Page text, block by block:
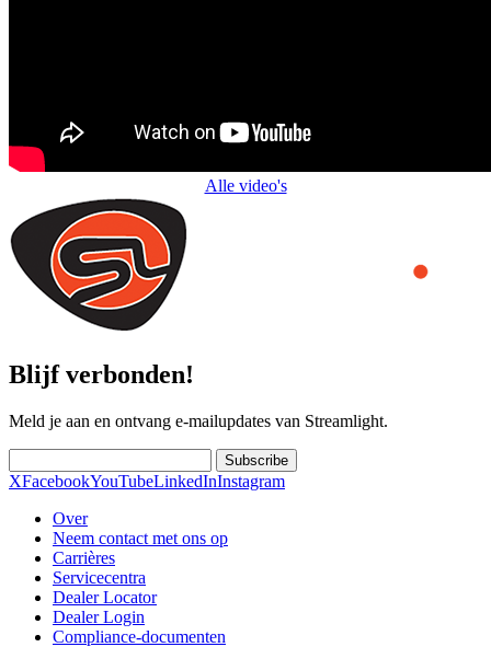
Alle video's
Blijf verbonden!
Meld je aan en ontvang e-mailupdates van Streamlight.
Subscribe
XFacebookYouTubeLinkedInInstagram
Over
Neem contact met ons op
Carrières
Servicecentra
Dealer Locator
Dealer Login
Compliance-documenten